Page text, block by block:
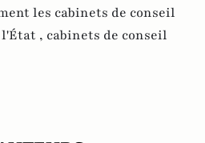
les cabinets de conseil
, cabinets de conseil